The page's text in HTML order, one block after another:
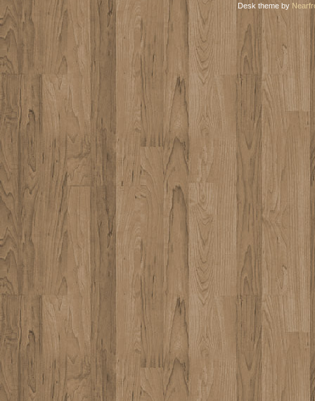
Desk theme by